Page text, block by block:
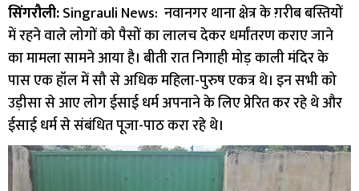
सिंगरौली:Singrauli News: नवानगर थाना क्षेत्र के ग़रीब बस्तियों
में रहने वाले लोगों को पैसों का लालच देकर धर्मांतरण कराए जाने
का मामला सामने आया है। बीती रात निगाही मोड़ काली मंदिर के
पास एक हॉल में सौ से अधिक महिला-पुरुष एकत्र थे। इन सभी को
उड़ीसा से आए लोग ईसाई धर्म अपनाने के लिए प्रेरित कर रहे थे और
ईसाई धर्म से संबंधित पूजा-पाठ करा रहे थे।